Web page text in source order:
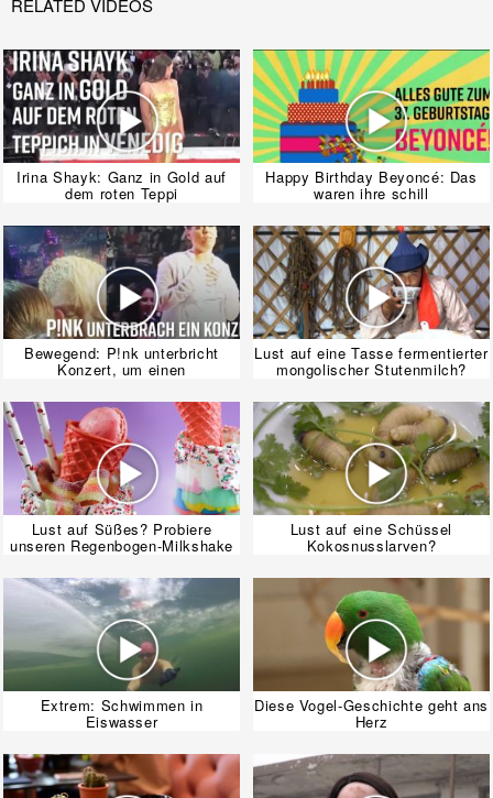
Irina Shayk: Ganz in Gold auf
dem roten Teppi
Happy Birthday Beyoncé: Das
waren ihre schill
Bewegend: P!nk unterbricht
Konzert, um einen
Lust auf eine Tasse fermentierter
mongolischer Stutenmilch?
Lust auf Süßes? Probiere
unseren Regenbogen-Milkshake
Lust auf eine Schüssel
Kokosnusslarven?
Extrem: Schwimmen in
Eiswasser
Diese Vogel-Geschichte geht ans
Herz